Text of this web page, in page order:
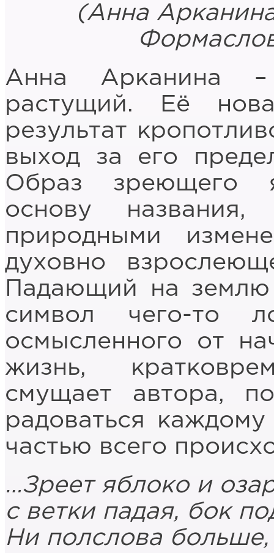
(Анна
Анна Арканина –
растущий. Её
результат
выход за его
Образ зреющего
основу
природными
духовно
Падающий на
символ чего-то
осмысленного от
жизнь,
смущает автора,
радоваться
частью всего
…Зреет яблоко и
с ветки падая, бок
Ни полслова больше,